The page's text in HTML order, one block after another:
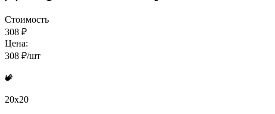
Стоимость
308 ₽
Цена:
308 ₽/шт
20x20